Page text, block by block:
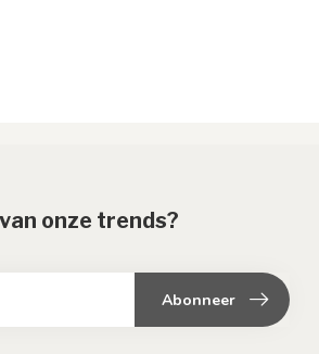
onze trends?
Abonneer